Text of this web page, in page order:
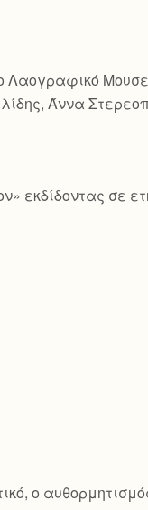
Λαογραφικό
Άννα
εκδίδοντας σε
ο